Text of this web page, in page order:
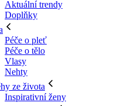
Aktuální trendy
Doplňky
Péče o pleť
Péče o tělo
Vlasy
Nehty
ze života
Inspirativní ženy